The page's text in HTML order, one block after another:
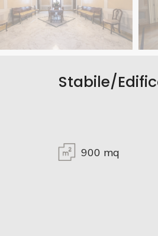
Stabile/
900 mq